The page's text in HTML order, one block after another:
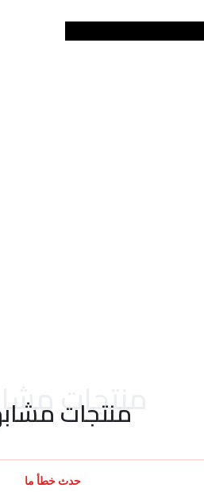
منتجات
منتجات
حدث خطأ ما